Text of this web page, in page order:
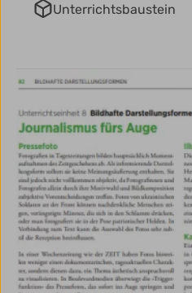
Unterrichtsbaustein